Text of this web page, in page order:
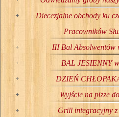
Diecezjalne obchody ku
Pracowników
III Bal Absolwentów
BAL JESIENNY
DZIEŃ
Wyjście na pizze
Grill integracyjny z